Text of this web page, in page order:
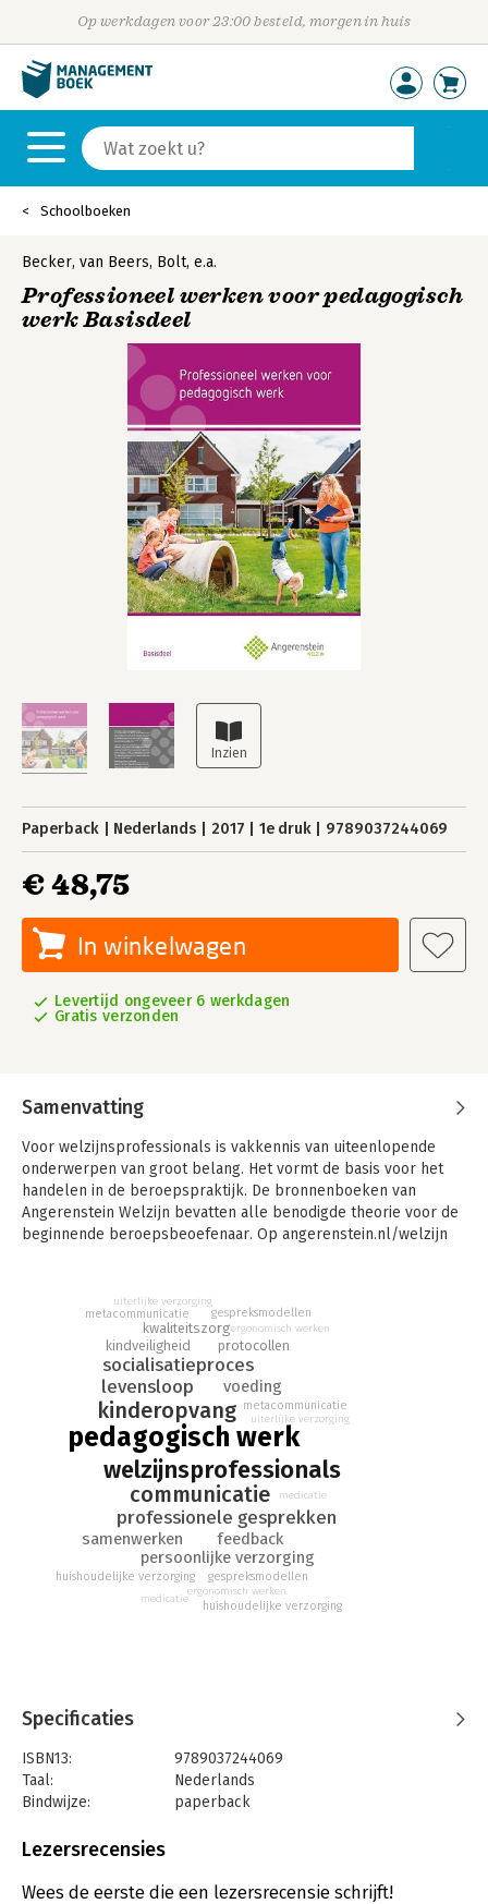
Op werkdagen voor 23:00 besteld, morgen in huis
Schoolboeken
Becker, van Beers, Bolt, e.a.
Professioneel werken voor pedagogisch
werk Basisdeel
Paperback Nederlands 2017 1e druk 9789037244069
€ 48,75
In winkelwagen
Levertijd ongeveer 6 werkdagen
Gratis verzonden
Samenvatting
Voor welzijnsprofessionals is vakkennis van uiteenlopende
onderwerpen van groot belang. Het vormt de basis voor het
handelen in de beroepspraktijk. De bronnenboeken van
Angerenstein Welzijn bevatten alle benodigde theorie voor de
beginnende beroepsbeoefenaar. Op angerenstein.nl/welzijn
twee basisboeken voor de opleidingen pedagogisch
medewerker kinderopvang, gespecialiseerd pedagogisch
medewerker en onderwijsassistent. Dit bronnenboek bevat de
basiskennis over de onderwerpen: levensfase van de mens,
socialisatieproces, voeding, diëten, medicatie, persoonlijke
verzorging, uiterlijke verzorging, huishoudelijke verzorging,
ergonomische werken, (meta)communicatie, LSD, professionele
gesprekken, gespreksmodellen, feedback, kwaliteitszorg,
protocollen en samenwerken.
pedagogisch werk
welzijnsprofessionals
communicatie
kinderopvang
professionele gesprekken
levensloop
socialisatieproces
voeding
feedback
persoonlijke verzorging
samenwerken
kindveiligheid
kwaliteitszorg
protocollen
metacommunicatie
uiterlijke verzorging
gespreksmodellen
ergonomisch werken
huishoudelijke verzorging
medicatie
metacommunicatie
uiterlijke verzorging
gespreksmodellen
ergonomisch werken
huishoudelijke verzorging
medicatie
Specificaties
ISBN13:
9789037244069
Taal:
Nederlands
Bindwijze:
paperback
Uitgever:
Verschijningsdatum:
7-9-2017
Lezersrecensies
Wees de eerste die een lezersrecensie schrijft!